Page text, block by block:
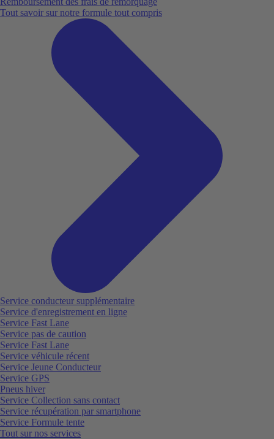
Tout savoir sur notre formule tout compris
Service conducteur supplémentaire
Service d'enregistrement en ligne
Service Fast Lane
Service pas de caution
Service Fast Lane
Service véhicule récent
Service Jeune Conducteur
Service GPS
Pneus hiver
Service Collection sans contact
Service récupération par smartphone
Service Formule tente
Tout sur nos services